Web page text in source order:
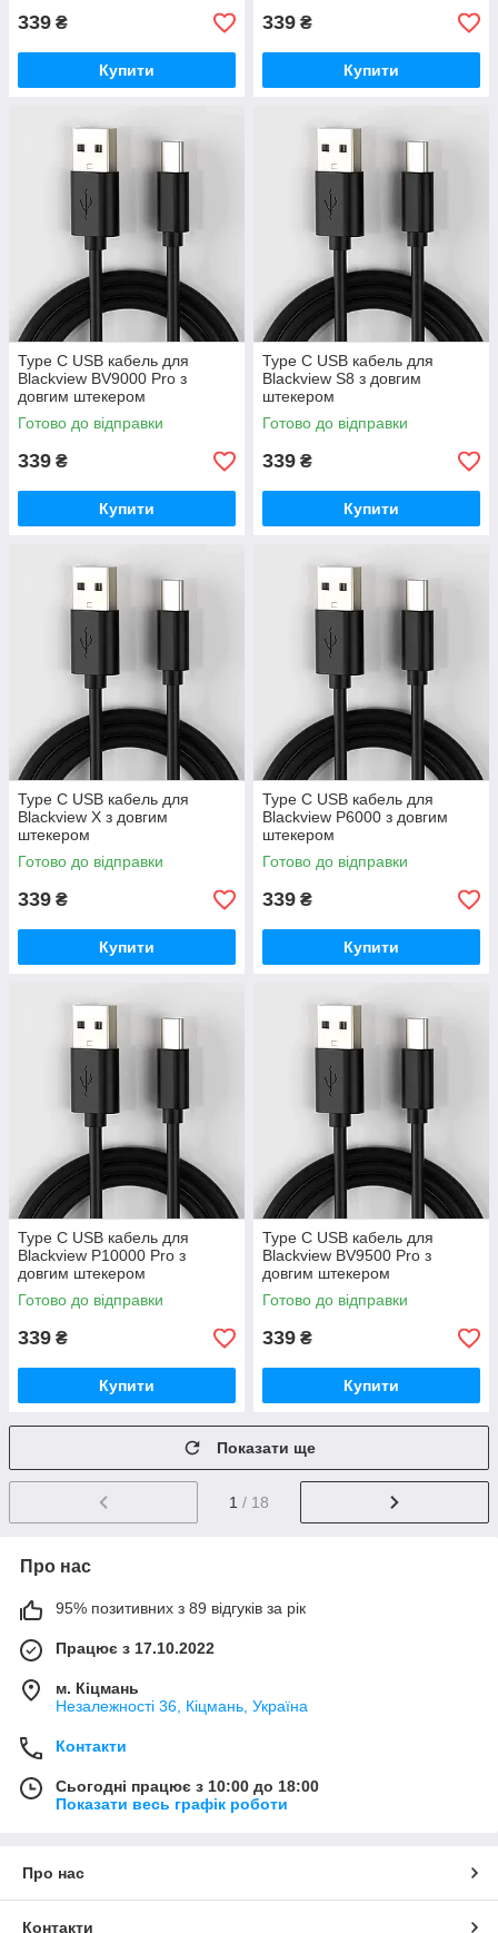
339 ₴
Купити
339 ₴
Купити
Type C USB кабель для
Blackview BV9000 Pro з
довгим штекером
Готово до відправки
339 ₴
Купити
Type C USB кабель для
Blackview S8 з довгим
штекером
Готово до відправки
339 ₴
Купити
Type C USB кабель для
Blackview X з довгим
штекером
Готово до відправки
339 ₴
Купити
Type C USB кабель для
Blackview P6000 з довгим
штекером
Готово до відправки
339 ₴
Купити
Type C USB кабель для
Blackview P10000 Pro з
довгим штекером
Готово до відправки
339 ₴
Купити
Type C USB кабель для
Blackview BV9500 Pro з
довгим штекером
Готово до відправки
339 ₴
Купити
Показати ще
1 / 18
Про нас
95% позитивних з 89 відгуків за рік
Працює з 17.10.2022
м. Кіцмань
Незалежності 36, Кіцмань, Україна
Контакти
Сьогодні працює з 10:00 до 18:00
Показати весь графік роботи
Про нас
Контакти